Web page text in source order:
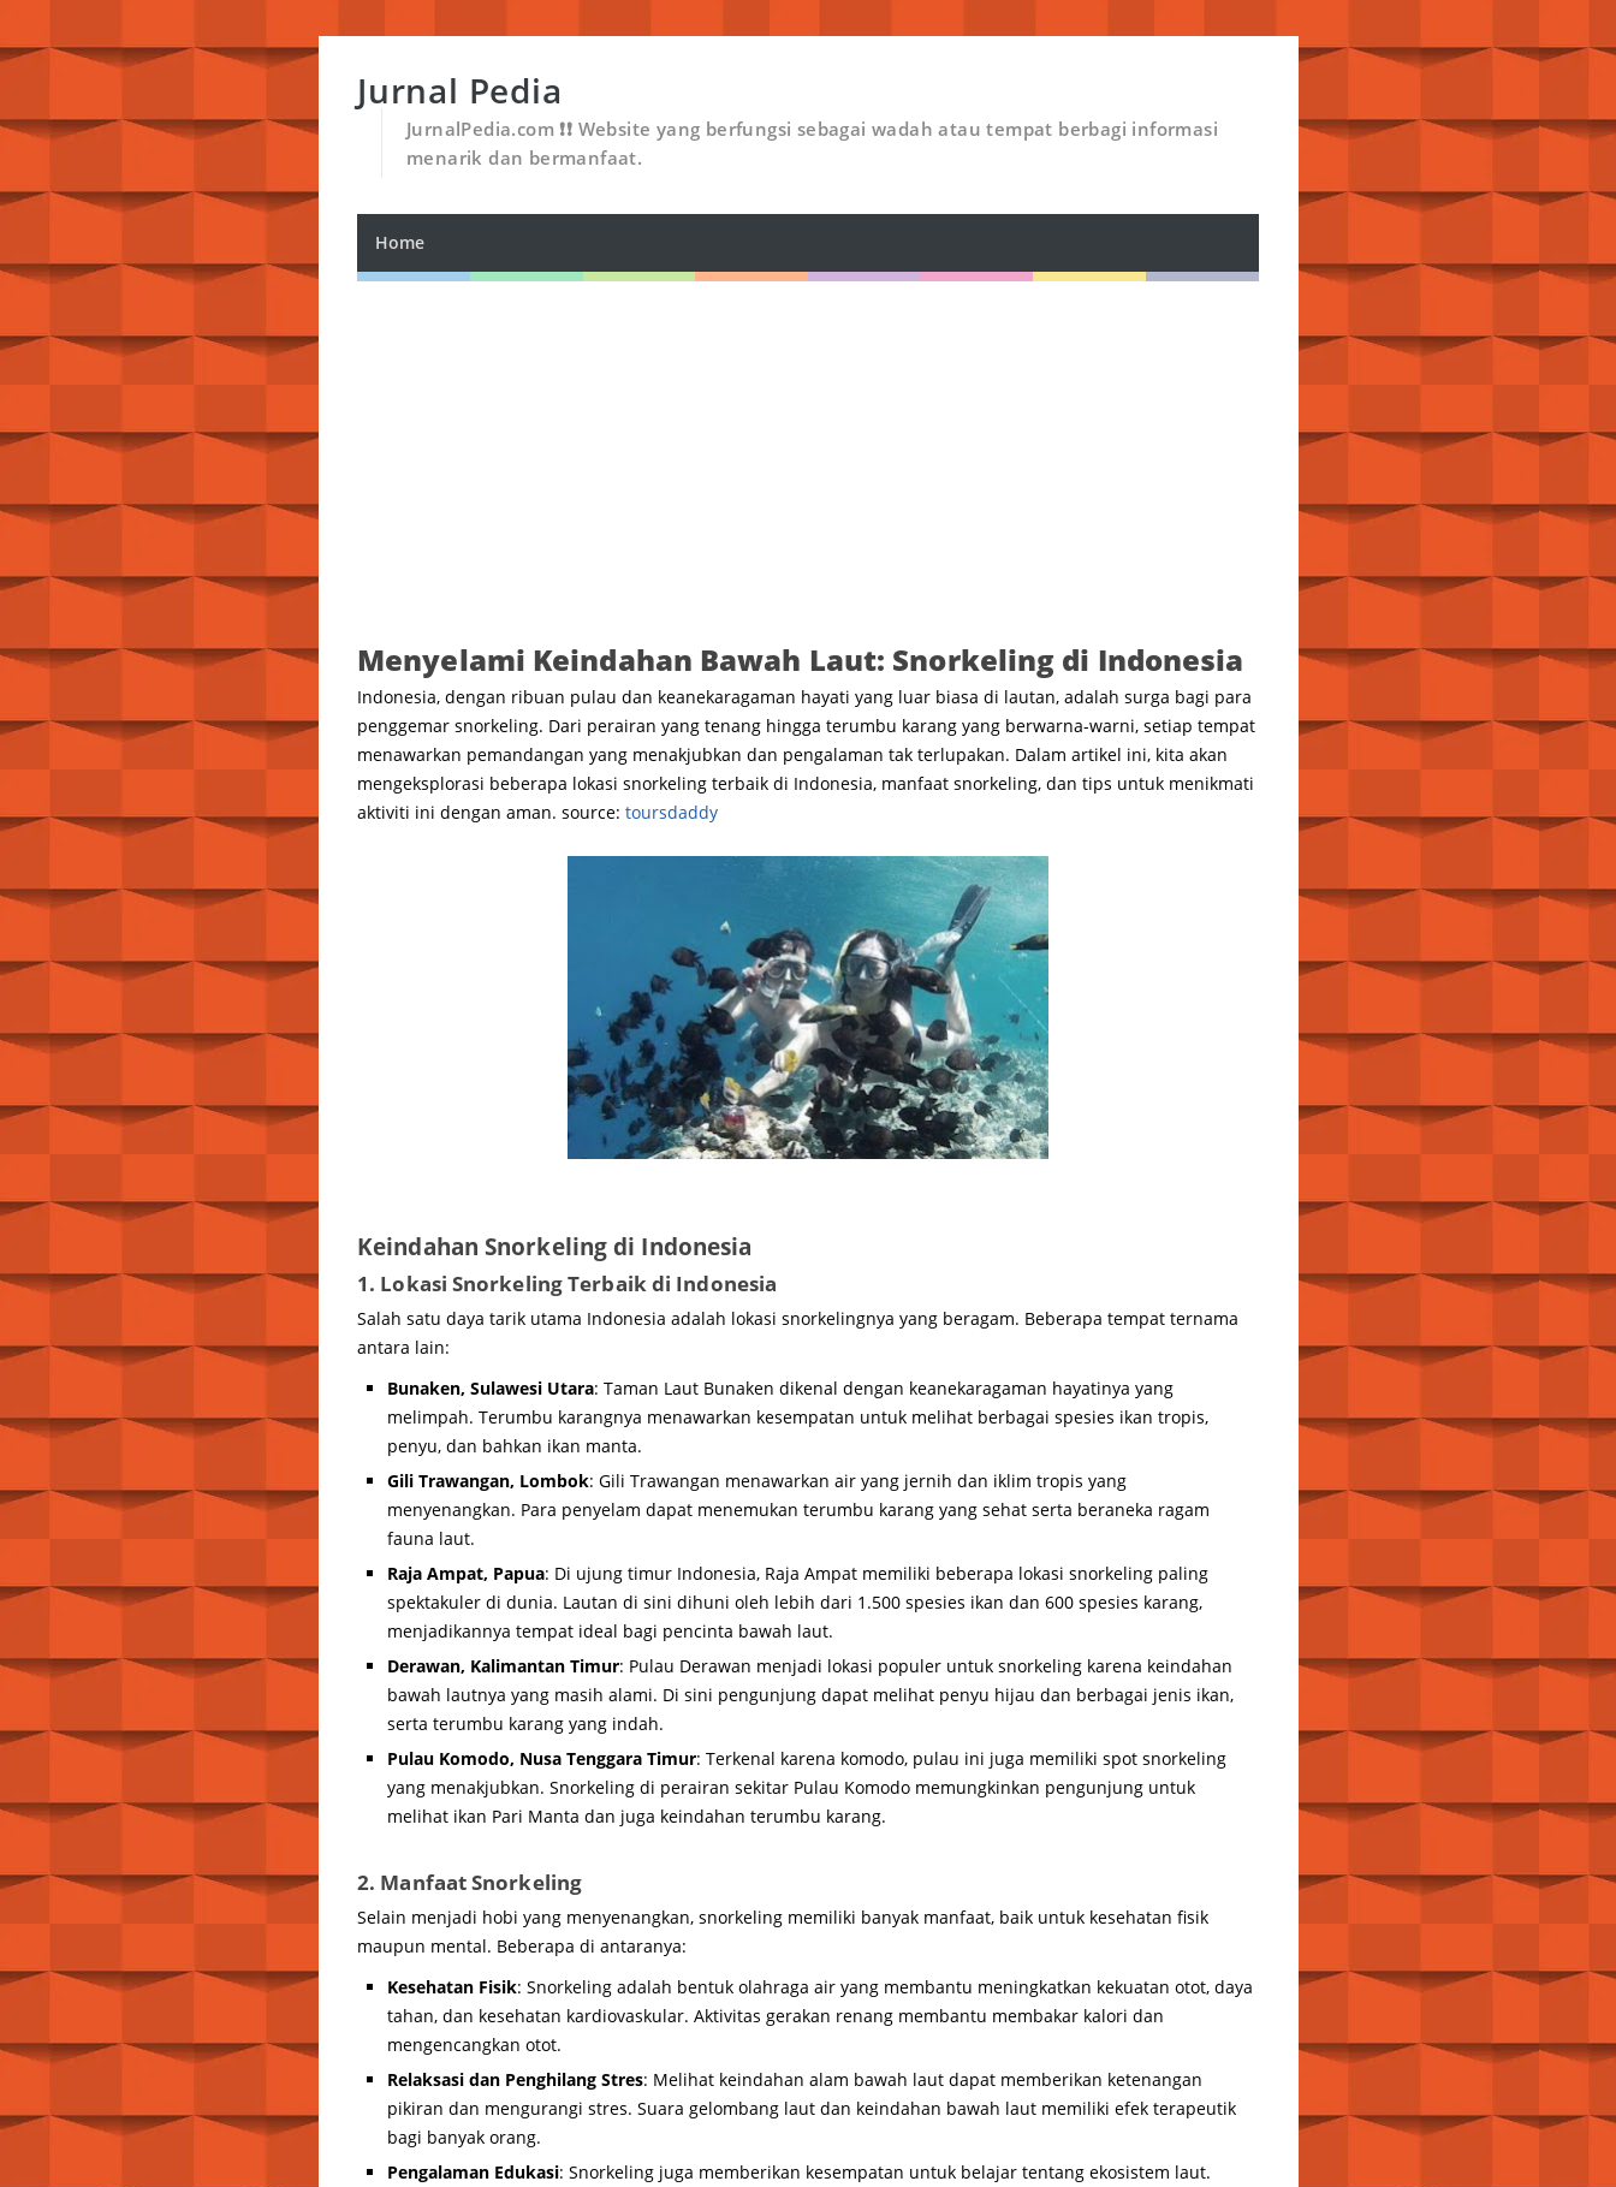
Jurnal Pedia
JurnalPedia.com ❗❗ Website yang berfungsi sebagai wadah atau tempat berbagi informasi
menarik dan bermanfaat.
Home
Menyelami Keindahan Bawah Laut: Snorkeling di Indonesia
Indonesia, dengan ribuan pulau dan keanekaragaman hayati yang luar biasa di lautan, adalah surga bagi para
penggemar snorkeling. Dari perairan yang tenang hingga terumbu karang yang berwarna-warni, setiap tempat
menawarkan pemandangan yang menakjubkan dan pengalaman tak terlupakan. Dalam artikel ini, kita akan
mengeksplorasi beberapa lokasi snorkeling terbaik di Indonesia, manfaat snorkeling, dan tips untuk menikmati
aktiviti ini dengan aman. source: toursdaddy
Keindahan Snorkeling di Indonesia
1. Lokasi Snorkeling Terbaik di Indonesia
Salah satu daya tarik utama Indonesia adalah lokasi snorkelingnya yang beragam. Beberapa tempat ternama
antara lain:
Bunaken, Sulawesi Utara: Taman Laut Bunaken dikenal dengan keanekaragaman hayatinya yang
melimpah. Terumbu karangnya menawarkan kesempatan untuk melihat berbagai spesies ikan tropis,
penyu, dan bahkan ikan manta.
Gili Trawangan, Lombok: Gili Trawangan menawarkan air yang jernih dan iklim tropis yang
menyenangkan. Para penyelam dapat menemukan terumbu karang yang sehat serta beraneka ragam
fauna laut.
Raja Ampat, Papua: Di ujung timur Indonesia, Raja Ampat memiliki beberapa lokasi snorkeling paling
spektakuler di dunia. Lautan di sini dihuni oleh lebih dari 1.500 spesies ikan dan 600 spesies karang,
menjadikannya tempat ideal bagi pencinta bawah laut.
Derawan, Kalimantan Timur: Pulau Derawan menjadi lokasi populer untuk snorkeling karena keindahan
bawah lautnya yang masih alami. Di sini pengunjung dapat melihat penyu hijau dan berbagai jenis ikan,
serta terumbu karang yang indah.
Pulau Komodo, Nusa Tenggara Timur: Terkenal karena komodo, pulau ini juga memiliki spot snorkeling
yang menakjubkan. Snorkeling di perairan sekitar Pulau Komodo memungkinkan pengunjung untuk
melihat ikan Pari Manta dan juga keindahan terumbu karang.
2. Manfaat Snorkeling
Selain menjadi hobi yang menyenangkan, snorkeling memiliki banyak manfaat, baik untuk kesehatan fisik
maupun mental. Beberapa di antaranya:
Kesehatan Fisik: Snorkeling adalah bentuk olahraga air yang membantu meningkatkan kekuatan otot, daya
tahan, dan kesehatan kardiovaskular. Aktivitas gerakan renang membantu membakar kalori dan
mengencangkan otot.
Relaksasi dan Penghilang Stres: Melihat keindahan alam bawah laut dapat memberikan ketenangan
pikiran dan mengurangi stres. Suara gelombang laut dan keindahan bawah laut memiliki efek terapeutik
bagi banyak orang.
Pengalaman Edukasi: Snorkeling juga memberikan kesempatan untuk belajar tentang ekosistem laut.